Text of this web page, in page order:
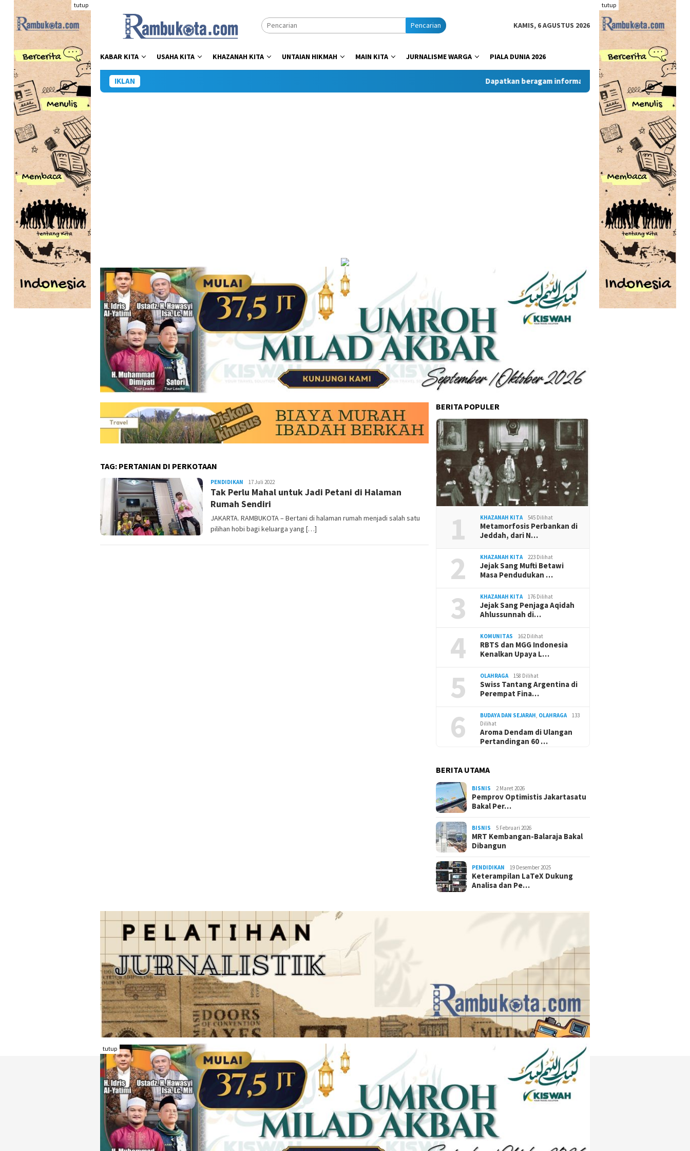
Loncat
konten
tutup tutup
Pencarian KAMIS, 6 AGUSTUS 2026
KABAR KITA USAHA KITA KHAZANAH KITA UNTAIAN HIKMAH MAIN KITA JURNALISME WARGA PIALA DUNIA 2026
IKLAN Dapatkan beragam informasi dan berita menarik dari situs
TAG: PERTANIAN DI PERKOTAAN
PENDIDIKAN REDAKSI
RAMBUKOTA
17 Juli 2022
Tak Perlu Mahal untuk Jadi Petani di Halaman
Rumah Sendiri
JAKARTA. RAMBUKOTA – Bertani di halaman rumah menjadi salah satu
pilihan hobi bagi keluarga yang […]
BERITA POPULER
1 KHAZANAH KITA 545 Dilihat
Metamorfosis Perbankan di
Jeddah, dari N…
2 KHAZANAH KITA 223 Dilihat
Jejak Sang Mufti Betawi
Masa Pendudukan …
3 KHAZANAH KITA 176 Dilihat
Jejak Sang Penjaga Aqidah
Ahlussunnah di…
4 KOMUNITAS 162 Dilihat
RBTS dan MGG Indonesia
Kenalkan Upaya L…
5 OLAHRAGA 158 Dilihat
Swiss Tantang Argentina di
Perempat Fina…
6 BUDAYA DAN SEJARAH OLAHRAGA
133
Dilihat
Aroma Dendam di Ulangan
Pertandingan 60 …
BERITA UTAMA
BISNIS 2 Maret 2026
Pemprov Optimistis Jakartasatu
Bakal Per…
BISNIS 5 Februari 2026
MRT Kembangan-Balaraja Bakal
Dibangun
PENDIDIKAN 19 Desember 2025
Keterampilan LaTeX Dukung
Analisa dan Pe…
TENTANG RAMBU KOTA REDAKSI
DISCLAIMER
KONTAK KAMI
FORM PENGADUAN
PEDOMAN MEDIA SIBER
KARIR
JARINGAN SOCIAL
Facebook Twitter
Instagram
Linkedin
Youtube
tutup